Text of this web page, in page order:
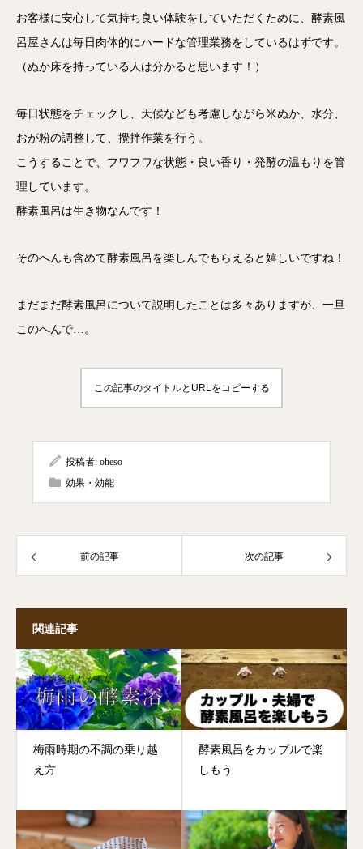
お客様に安心して気持ち良い体験をしていただくために、酵素風
呂屋さんは毎日肉体的にハードな管理業務をしているはずです。
（ぬか床を持っている人は分かると思います！）
毎日状態をチェックし、天候なども考慮しながら米ぬか、水分、
おが粉の調整して、攪拌作業を行う。
こうすることで、フワフワな状態・良い香り・発酵の温もりを管
理しています。
酵素風呂は生き物なんです！
そのへんも含めて酵素風呂を楽しんでもらえると嬉しいですね！
まだまだ酵素風呂について説明したことは多々ありますが、一旦
このへんで…。
この記事のタイトルとURLをコピーする
投稿者: oheso
効果・効能
前の記事 次の記事
関連記事
梅雨時期の不調の乗り越
え方
酵素風呂をカップルで楽
しもう